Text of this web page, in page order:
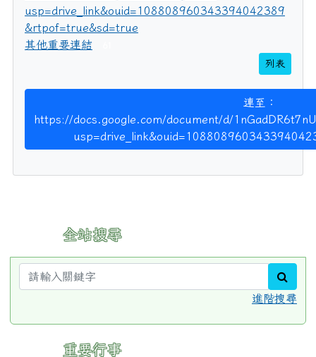
usp=drive_link&ouid=108808960343394042389
&rtpof=true&sd=true
其他重要連結
列表
連至：
https://docs.google.com/document/d/
全站搜尋
進階搜尋
重要行事